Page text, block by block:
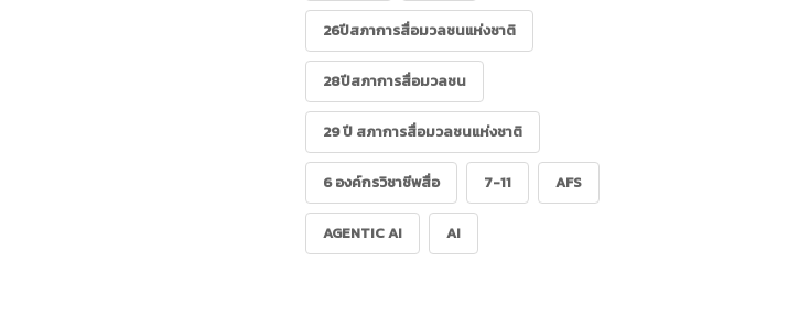
26ปีสภาการสื่อมวลชนแห่งชาติ
28ปีสภาการสื่อมวลชน
29 ปี สภาการสื่อมวลชนแห่งชาติ
6 องค์กรวิชาชีพสื่อ 7-11 AFS
AGENTIC AI AI